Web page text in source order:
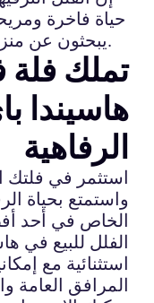
حياة فاخرة
يبحثون عن منزل رائع في بيئة ساحرة ومريحة.
تملك
هاسيندا
الرفاهية
استثمر في فلتك
واستمتع بحياة
الخاص في أحد
الفلل للبيع في
استثنائية مع
المرافق العامة